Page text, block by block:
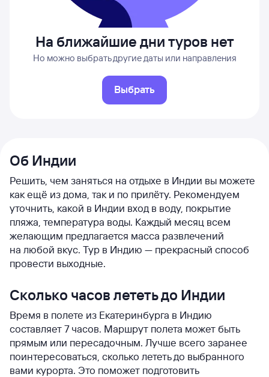
На ближайшие дни туров нет
Но можно выбрать другие даты или направления
Выбрать
Об Индии
Решить, чем заняться на отдыхе в Индии вы можете
как ещё из дома, так и по прилёту. Рекомендуем
уточнить, какой в Индии вход в воду, покрытие
пляжа, температура воды. Каждый месяц всем
желающим предлагается масса развлечений
на любой вкус. Тур в Индию — прекрасный способ
провести выходные.
Сколько часов лететь до Индии
Время в полете из Екатеринбурга в Индию
составляет 7 часов. Маршрут полета может быть
прямым или пересадочным. Лучше всего заранее
поинтересоваться, сколько лететь до выбранного
вами курорта. Это поможет подготовить